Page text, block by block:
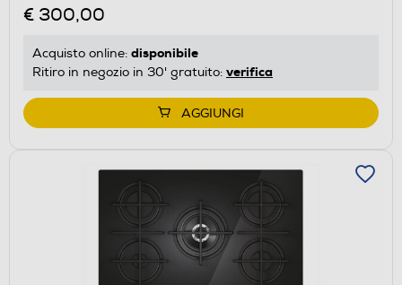
€ 300,00
Acquisto online: disponibile
Ritiro in negozio in 30' gratuito: verifica
AGGIUNGI